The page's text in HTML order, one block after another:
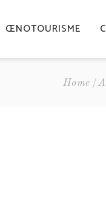
ŒNOTOURISME
Home